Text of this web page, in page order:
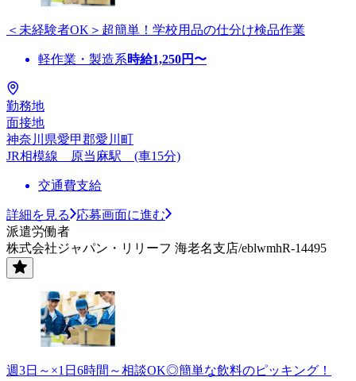
＜未経験者OK＞超簡単！学校用品の仕分け検品作業
軽作業・製造系時給1,250円〜
勤務地
面接地
神奈川県愛甲郡愛川町
JR相模線 原当麻駅 (車15分)
交通費支給
詳細を見る
応募画面に進む
派遣労働者
株式会社ジャパン・リリーフ 海老名支店/eblwmhR-14495
週3日～×1日6時間～相談OK◎簡単な飲料のピッキング！